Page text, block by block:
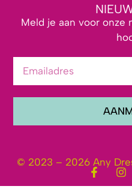
Meld je aan voor onze
© 2023 – 2026 Any